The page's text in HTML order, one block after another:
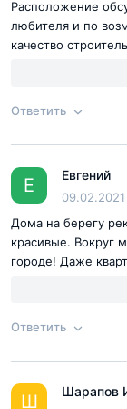
Расположение
любителя и по
качество
вид из окон
сюрприза не
взять двушку, т.к.
присматриваем
приятных
Ответить
Ответ
Согласен с
Е Евгений
09.02.2021
Дома на берегу
красивые. Вокруг
городе! Даже
планировки, цены.
Ответить
Ответ
Ш Шарапов